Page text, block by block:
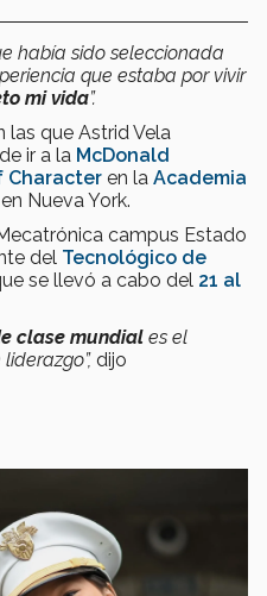
había sido seleccionada
que estaba por vivir
mi vida”.
las que Astrid Vela
ir a la McDonald
Character en la Academia
Nueva York.
campus Estado
del Tecnológico de
se llevó a cabo del 21 al
clase mundial es el
dijo